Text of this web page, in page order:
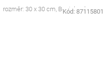
rozměr: 30 x 30 cm, Bocioland
Kód: 87115801